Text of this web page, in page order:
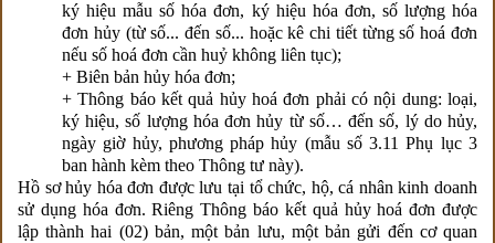
ký hiệu mẫu số hóa đơn, ký hiệu hóa đơn, số lượng hóa
đơn hủy (từ số... đến số... hoặc kê chi tiết từng số hoá đơn
nếu số hoá đơn cần huỷ không liên tục);
+ Biên bản hủy hóa đơn;
+ Thông báo kết quả hủy hoá đơn phải có nội dung: loại,
ký hiệu, số lượng hóa đơn hủy từ số… đến số, lý do hủy,
ngày giờ hủy, phương pháp hủy (mẫu số 3.11 Phụ lục 3
ban hành kèm theo Thông tư này).
Hồ sơ hủy hóa đơn được lưu tại tổ chức, hộ, cá nhân kinh doanh
sử dụng hóa đơn. Riêng Thông báo kết quả hủy hoá đơn được
lập thành hai (02) bản, một bản lưu, một bản gửi đến cơ quan